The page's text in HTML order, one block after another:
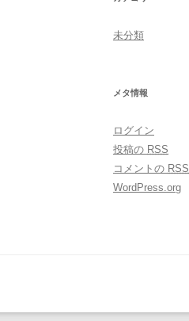
未分類
メタ情報
ログイン
投稿の RSS
コメントの RSS
WordPress.org